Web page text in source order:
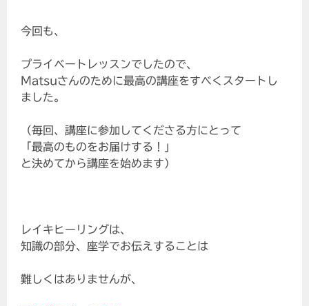
今回も、
プライベートレッスンでしたので、
Matsuさんのために最高の講座をすべくスタートし
ました。
（毎回、講座に参加してくださる方にとって
「最高のものをお届けする！」
と決めてから講座を始めます）
レイキヒーリングは、
知識の部分、座学でお伝えすることは
難しくはありませんが、